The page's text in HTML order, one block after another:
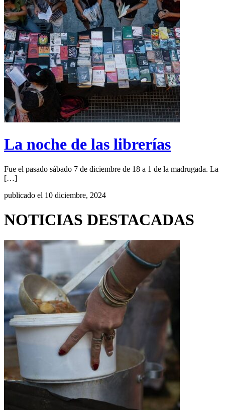
La noche de las librerías
Fue el pasado sábado 7 de diciembre de 18 a 1 de la madrugada. La
[…]
publicado el 10 diciembre, 2024
NOTICIAS DESTACADAS